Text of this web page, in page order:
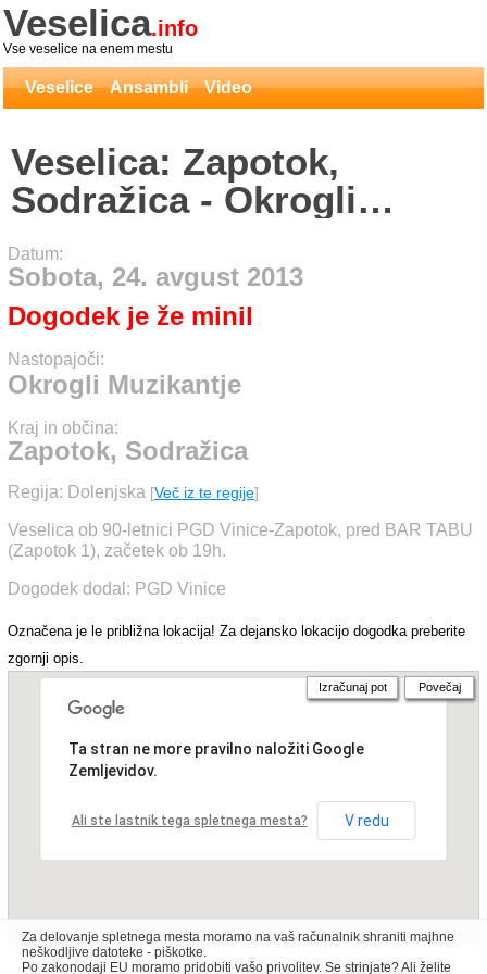
Veselica.info
Vse veselice na enem mestu
Veselice Ansambli Video
Veselica: Zapotok,
Sodražica - Okrogli
Muzikantje
Datum:
Sobota, 24. avgust 2013
Dogodek je že minil
Nastopajoči:
Okrogli Muzikantje
Kraj in občina:
Zapotok, Sodražica
Regija: Dolenjska [Več iz te regije]
Veselica ob 90-letnici PGD Vinice-Zapotok, pred BAR TABU
(Zapotok 1), začetek ob 19h.
Dogodek dodal: PGD Vinice
Označena je le približna lokacija! Za dejansko lokacijo dogodka preberite
zgornji opis.
Ta stran ne more pravilno naložiti Google
Zemljevidov.
Ali ste lastnik tega spletnega mesta? V redu
Izračunaj pot Povečaj
Za delovanje spletnega mesta moramo na vaš računalnik shraniti majhne
neškodljive datoteke - piškotke.
Po zakonodaji EU moramo pridobiti vašo privolitev. Se strinjate? Ali želite